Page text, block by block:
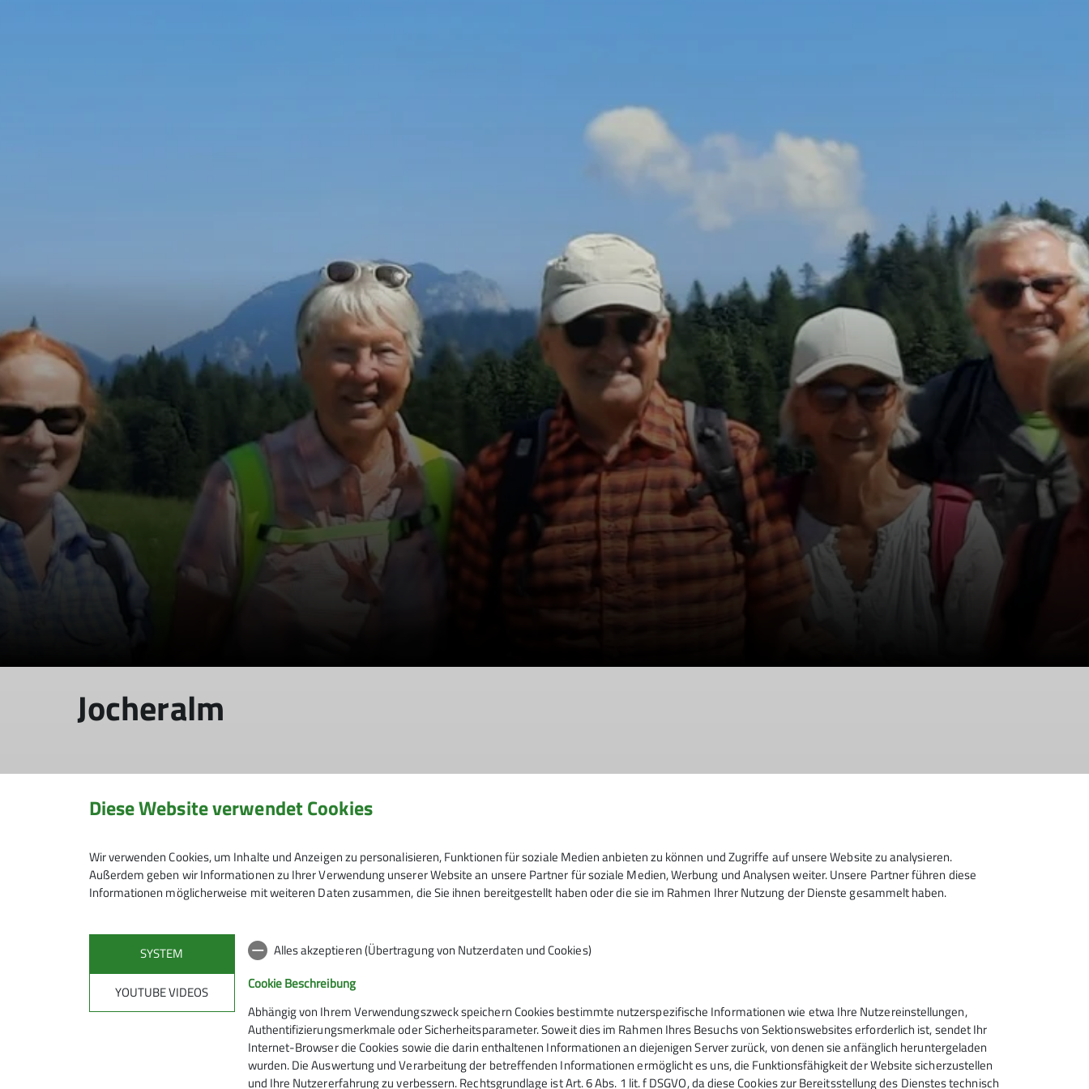
Jocheralm
19.08.2025
Tourenbericht
Bei schönstem August-Wetter starten sieben Wanderer unter Leitung von Peter Kühnel am Parkplatz Kesselberg zur Jocheralm bzw.dem Jochberg-
In Serpentinen und mit vielen Stufen geht es durch Mischwald steil bergauf.
Wo das Gehölz etwas lichter wird, können wir bald einen Blick auf den Kochelsee,
etwas später auch auf den imposanten Walchensee erhaschen. Nach etwa 600 hm
Aufstieg trennt sich die Gruppe vorübergehend. Drei Wanderer wenden sich nach
Osten, um nach etwa 20 Minuten die wirklich nette Jocheralm zu erreichen. Der Rest
Diese Website verwendet Cookies
Wir verwenden Cookies, um Inhalte und Anzeigen zu personalisieren, Funktionen für soziale Medien anbieten zu können und Zugriffe auf unsere Website zu analysieren.
Außerdem geben wir Informationen zu Ihrer Verwendung unserer Website an unsere Partner für soziale Medien, Werbung und Analysen weiter. Unsere Partner führen diese
Informationen möglicherweise mit weiteren Daten zusammen, die Sie ihnen bereitgestellt haben oder die sie im Rahmen Ihrer Nutzung der Dienste gesammelt haben.
SYSTEM
YOUTUBE VIDEOS
Alles akzeptieren (Übertragung von Nutzerdaten und Cookies)
Cookie Beschreibung
Abhängig von Ihrem Verwendungszweck speichern Cookies bestimmte nutzerspezifische Informationen wie etwa Ihre Nutzereinstellungen,
Authentifizierungsmerkmale oder Sicherheitsparameter. Soweit dies im Rahmen Ihres Besuchs von Sektionswebsites erforderlich ist, sendet Ihr
Internet-Browser die Cookies sowie die darin enthaltenen Informationen an diejenigen Server zurück, von denen sie anfänglich heruntergeladen
wurden. Die Auswertung und Verarbeitung der betreffenden Informationen ermöglicht es uns, die Funktionsfähigkeit der Website sicherzustellen
und Ihre Nutzererfahrung zu verbessern. Rechtsgrundlage ist Art. 6 Abs. 1 lit. f DSGVO, da diese Cookies zur Bereitsstellung des Dienstes technisch